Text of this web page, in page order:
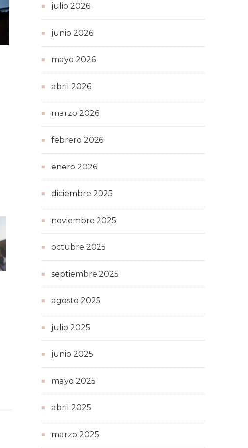
julio 2026
junio 2026
mayo 2026
abril 2026
marzo 2026
febrero 2026
enero 2026
diciembre 2025
noviembre 2025
octubre 2025
septiembre 2025
agosto 2025
julio 2025
junio 2025
mayo 2025
abril 2025
marzo 2025